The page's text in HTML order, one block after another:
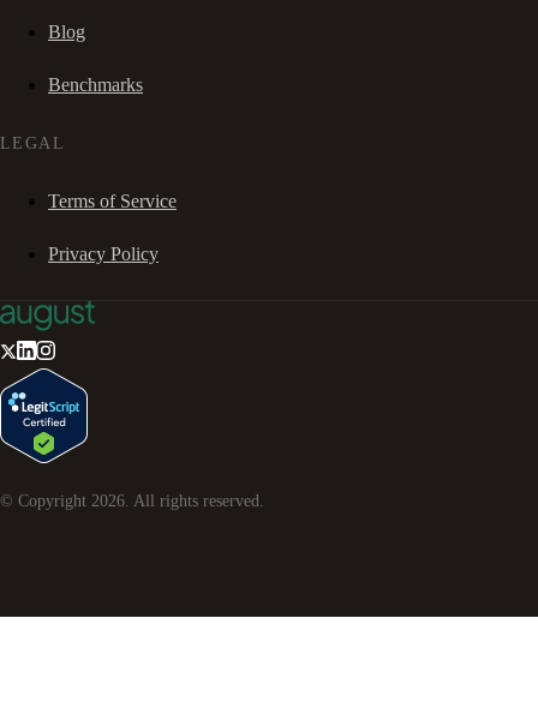
Blog
Benchmarks
LEGAL
Terms of Service
Privacy Policy
© Copyright 2026 . All rights reserved.